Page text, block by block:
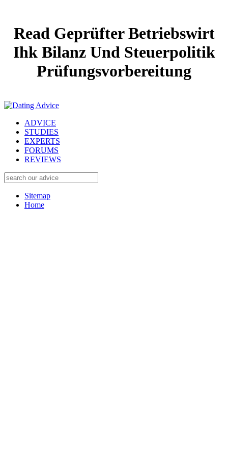
Read Geprüfter Betriebswirt
Ihk Bilanz Und Steuerpolitik
Prüfungsvorbereitung
ADVICE
STUDIES
EXPERTS
FORUMS
REVIEWS
Sitemap
Home